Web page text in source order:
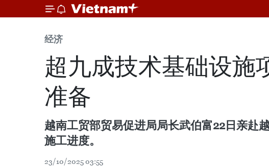
经济
超九成技术基础设施
准备
越南工贸部贸易促进局局长武伯富22日亲赴
施工进度。
23/10/2025 03:55